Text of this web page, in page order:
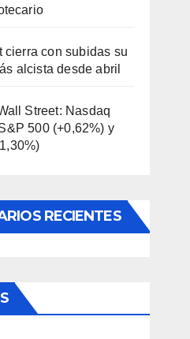
cierra con subidas su
alcista desde abril
Street: Nasdaq
500 (+0,62%) y
RECIENTES